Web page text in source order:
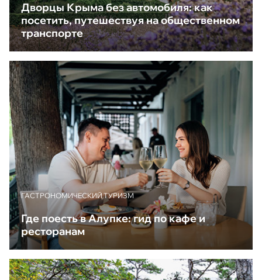
Дворцы Крыма без автомобиля: как
посетить, путешествуя на общественном
транспорте
ГАСТРОНОМИЧЕСКИЙ ТУРИЗМ
Где поесть в Алупке: гид по кафе и
ресторанам